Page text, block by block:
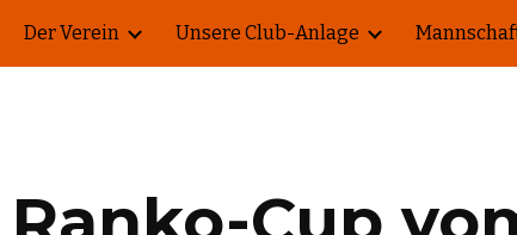
main content Skip to
Der Verein Unsere Club-Anlage